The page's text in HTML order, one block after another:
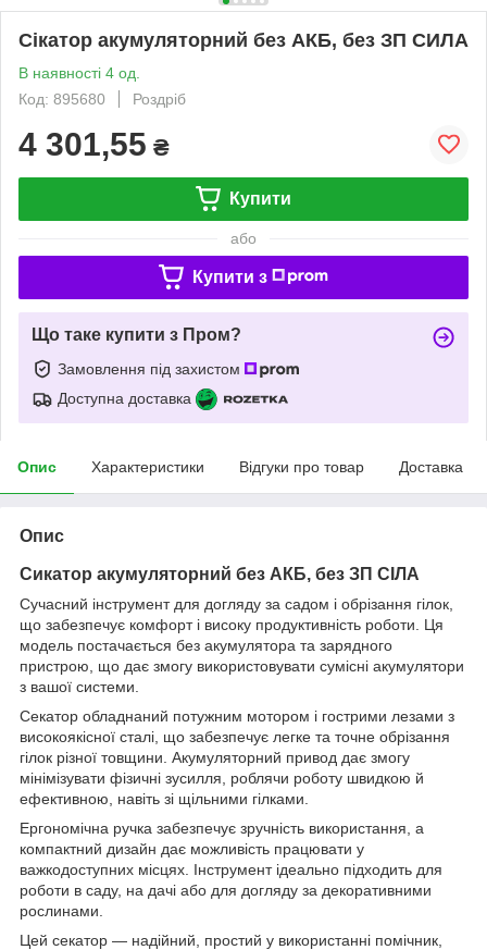
Сікатор акумуляторний без АКБ, без ЗП СИЛА
В наявності 4 од.
Код: 895680
Роздріб
4 301,55 ₴
Купити
або
Купити з
Що таке купити з Пром?
Замовлення під захистом
Доступна доставка
Опис Характеристики Відгуки про товар Доставка
Опис
Сикатор акумуляторний без АКБ, без ЗП СІЛА
Сучасний інструмент для догляду за садом і обрізання гілок,
що забезпечує комфорт і високу продуктивність роботи. Ця
модель постачається без акумулятора та зарядного
пристрою, що дає змогу використовувати сумісні акумулятори
з вашої системи.
Секатор обладнаний потужним мотором і гострими лезами з
високоякісної сталі, що забезпечує легке та точне обрізання
гілок різної товщини. Акумуляторний привод дає змогу
мінімізувати фізичні зусилля, роблячи роботу швидкою й
ефективною, навіть зі щільними гілками.
Ергономічна ручка забезпечує зручність використання, а
компактний дизайн дає можливість працювати у
важкодоступних місцях. Інструмент ідеально підходить для
роботи в саду, на дачі або для догляду за декоративними
рослинами.
Цей секатор — надійний, простий у використанні помічник,